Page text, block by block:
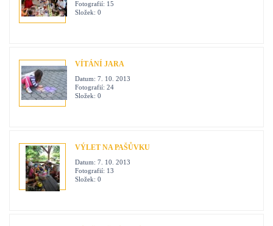
Fotografií: 15
Složek: 0
VÍTÁNÍ JARA
Datum: 7. 10. 2013
Fotografií: 24
Složek: 0
VÝLET NA PAŠŮVKU
Datum: 7. 10. 2013
Fotografií: 13
Složek: 0